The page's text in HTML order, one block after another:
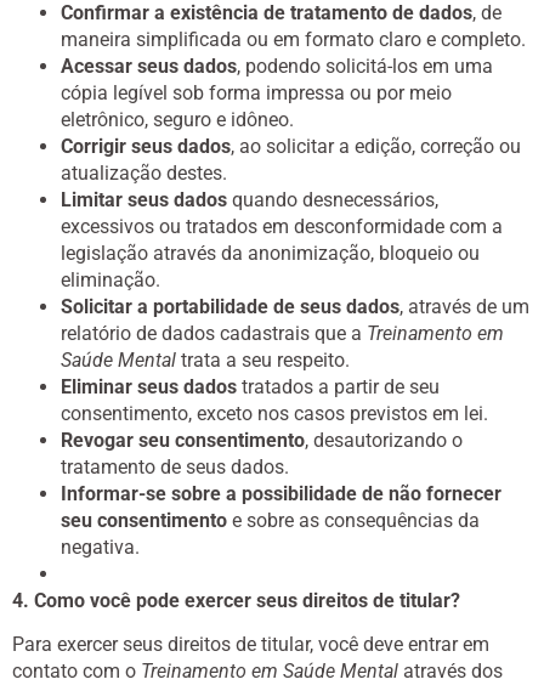
Confirmar a existência de tratamento de dados, de
maneira simplificada ou em formato claro e completo.
Acessar seus dados, podendo solicitá-los em uma
cópia legível sob forma impressa ou por meio
eletrônico, seguro e idôneo.
Corrigir seus dados, ao solicitar a edição, correção ou
atualização destes.
Limitar seus dados quando desnecessários,
excessivos ou tratados em desconformidade com a
legislação através da anonimização, bloqueio ou
eliminação.
Solicitar a portabilidade de seus dados, através de um
relatório de dados cadastrais que a Treinamento em
Saúde Mental trata a seu respeito.
Eliminar seus dados tratados a partir de seu
consentimento, exceto nos casos previstos em lei.
Revogar seu consentimento, desautorizando o
tratamento de seus dados.
Informar-se sobre a possibilidade de não fornecer
seu consentimento e sobre as consequências da
negativa.
4. Como você pode exercer seus direitos de titular?
Para exercer seus direitos de titular, você deve entrar em
contato com o Treinamento em Saúde Mental através dos